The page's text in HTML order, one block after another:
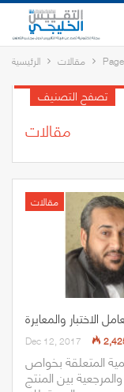
الرئيسية مقالات
تصفح التصنيف
مقالات
مقالات
الاختبار والمعايرة
Dec 12, 2017
المتعلقة بخواص
بين المنتج